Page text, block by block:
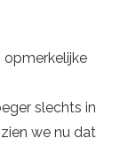
opmerkelijke
slechts in
we nu dat